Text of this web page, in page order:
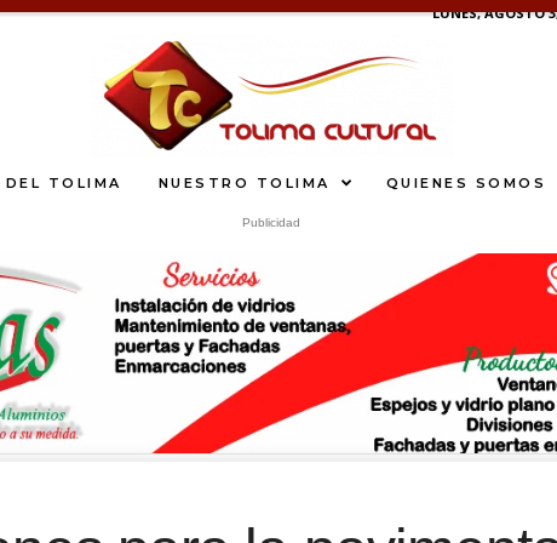
LUNES, AGOSTO
DEL TOLIMA NUESTRO TOLIMA QUIENES SOMOS
Publicidad